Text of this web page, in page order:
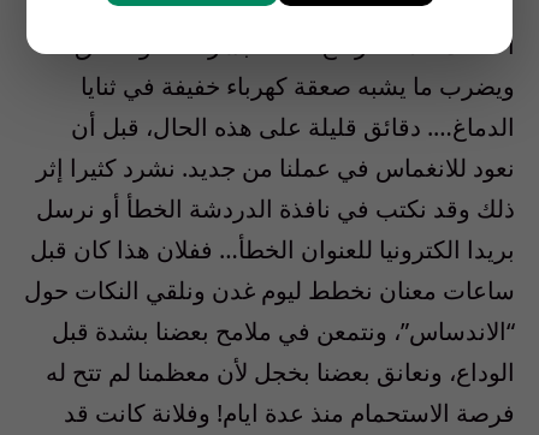
اعتقلت فلانة، ترتفع الغصة بسرعة نحو الحلق
ويضرب ما يشبه صعقة كهرباء خفيفة في ثنايا
الدماغ…. دقائق قليلة على هذه الحال، قبل أن
نعود للانغماس في عملنا من جديد. نشرد كثيرا إثر
ذلك وقد نكتب في نافذة الدردشة الخطأ أو نرسل
بريدا الكترونيا للعنوان الخطأ… ففلان هذا كان قبل
ساعات معنان نخطط ليوم غدن ونلقي النكات حول
“الاندساس”، ونتمعن في ملامح بعضنا بشدة قبل
الوداع، ونعانق بعضنا بخجل لأن معظمنا لم تتح له
فرصة الاستحمام منذ عدة ايام! وفلانة كانت قد